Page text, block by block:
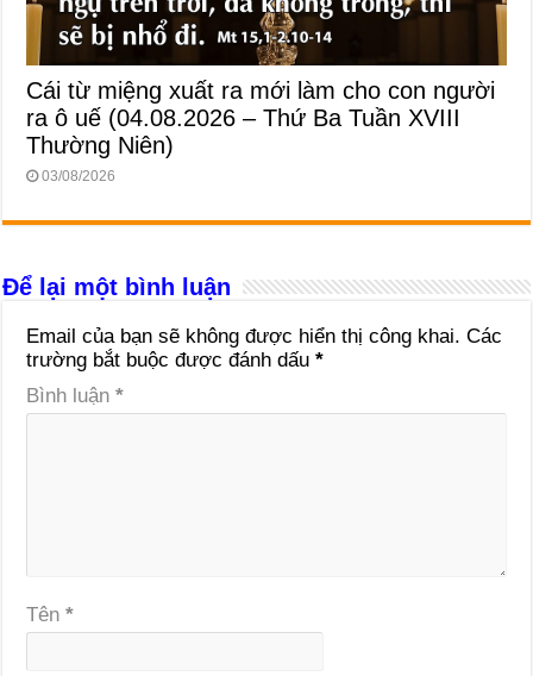
Cái từ miệng xuất ra mới làm cho con người
ra ô uế (04.08.2026 – Thứ Ba Tuần XVIII
Thường Niên)
03/08/2026
Để lại một bình luận
Email của bạn sẽ không được hiển thị công khai. Các
trường bắt buộc được đánh dấu*
Bình luận*
Tên*